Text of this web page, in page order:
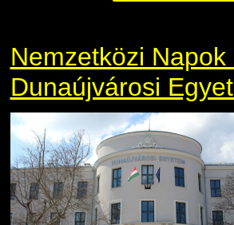
Nemzetközi Napok
Dunaújvárosi